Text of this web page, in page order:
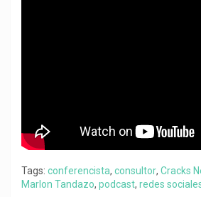
Tags: conferencista, consultor, Cracks
Marlon Tandazo, podcast, redes